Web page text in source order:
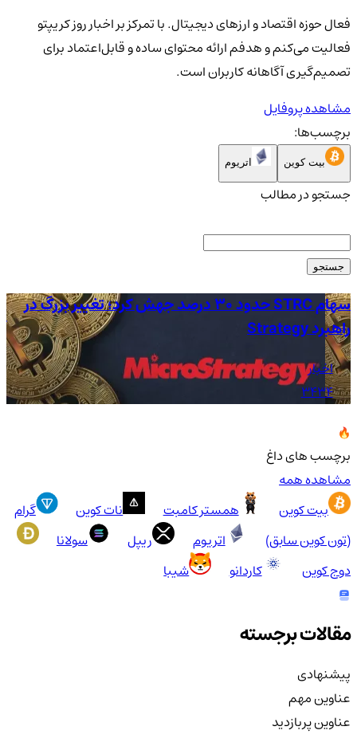
فعال حوزه اقتصاد و ارزهای دیجیتال. با تمرکز بر اخبار روز کریپتو
فعالیت می‌کنم و هدفم ارائه محتوای ساده و قابل‌اعتماد برای
تصمیم‌گیری آگاهانه کاربران است.
مشاهده پروفایل
برچسب‌ها:
بیت کوین اتریوم
جستجو در مطالب
جستجو
سهام STRC حدود 30 درصد جهش کرد؛ تغییر بزرگ در
راهبرد Strategy
اخبار
3434
برچسب های داغ
مشاهده همه
بیت کوین
همستر کامبت نات کوین
گرام
(تون کوین سابق)
اتریوم ریپل
سولانا
دوج کوین
کاردانو شیبا
مقالات برجسته
پیشنهادی
عناوین مهم
عناوین پربازدید